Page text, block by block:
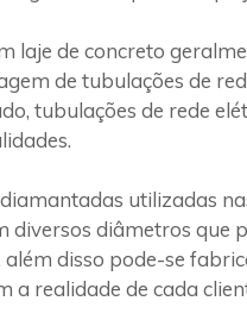
laje de concreto
de tubulações de
tubulações de rede
utilizadas
diversos diâmetros que
além disso pode-se
a realidade de cada